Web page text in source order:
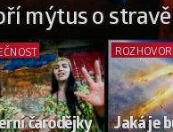
mýtus o strav
čarodějky
ROZHOVOR
Jaká je